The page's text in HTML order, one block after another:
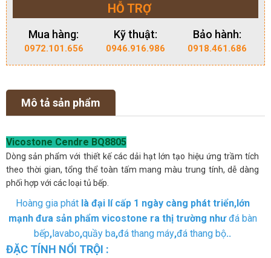
HỖ TRỢ
Mua hàng:
0972.101.656
Kỹ thuật:
0946.916.986
Bảo hành:
0918.461.686
Mô tả sản phẩm
Vicostone Cendre BQ8805
Dòng sản phẩm với thiết kế các dải hạt lớn tạo hiệu ứng trầm tích
theo thời gian, tổng thể toàn tấm mang màu trung tính, dễ dàng
phối hợp với các loại tủ bếp.
Hoàng gia phátlà đại lí cấp 1 ngày càng phát triển,lớn
mạnh đưa sản phẩm vicostone ra thị trường nhưđá bàn
bếp,lavabo,quầy ba,đá thang máy,đá thang bộ..
ĐẶC TÍNH NỔI TRỘI :